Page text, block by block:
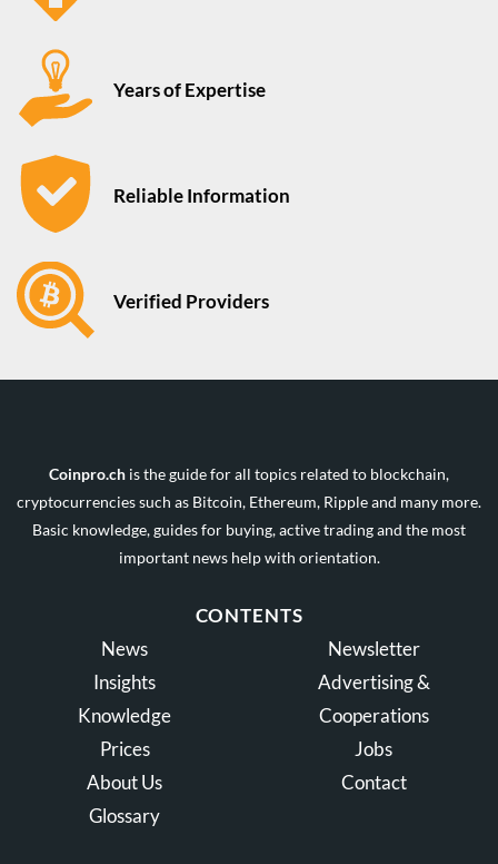
Years of Expertise
Reliable Information
Verified Providers
Coinpro.ch is the guide for all topics related to blockchain,
cryptocurrencies such as Bitcoin, Ethereum, Ripple and many more.
Basic knowledge, guides for buying, active trading and the most
important news help with orientation.
CONTENTS
News
Insights
Knowledge
Prices
About Us
Glossary
Newsletter
Advertising &
Cooperations
Jobs
Contact